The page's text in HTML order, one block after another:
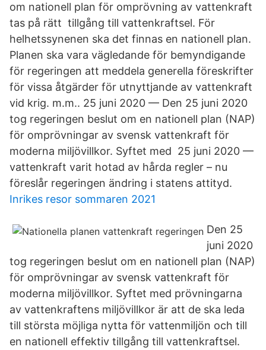
om nationell plan för omprövning av vattenkraft
tas på rätt tillgång till vattenkraftsel. För
helhetssynenen ska det finnas en nationell plan.
Planen ska vara vägledande för bemyndigande
för regeringen att meddela generella föreskrifter
för vissa åtgärder för utnyttjande av vattenkraft
vid krig. m.m.. 25 juni 2020 — Den 25 juni 2020
tog regeringen beslut om en nationell plan (NAP)
för omprövningar av svensk vattenkraft för
moderna miljövillkor. Syftet med 25 juni 2020 —
vattenkraft varit hotad av hårda regler – nu
föreslår regeringen ändring i statens attityd.
Inrikes resor sommaren 2021
Den 25
juni 2020
tog regeringen beslut om en nationell plan (NAP)
för omprövningar av svensk vattenkraft för
moderna miljövillkor. Syftet med prövningarna
av vattenkraftens miljövillkor är att de ska leda
till största möjliga nytta för vattenmiljön och till
en nationell effektiv tillgång till vattenkraftsel.